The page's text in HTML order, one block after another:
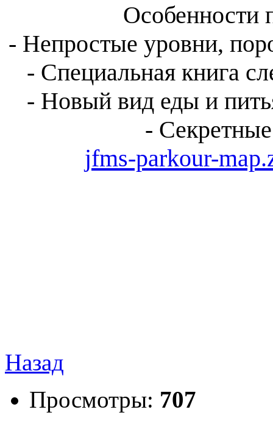
Особенности
- Непростые уровни,
- Специальная книга
- Новый вид еды и
-
jfms-parkour-
Назад
Просмотры: 707